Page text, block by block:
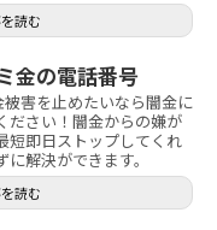
読む
金の電話番号
害を止めたいなら闇金に
ださい！闇金からの嫌が
短即日ストップしてくれ
解決ができます。
読む